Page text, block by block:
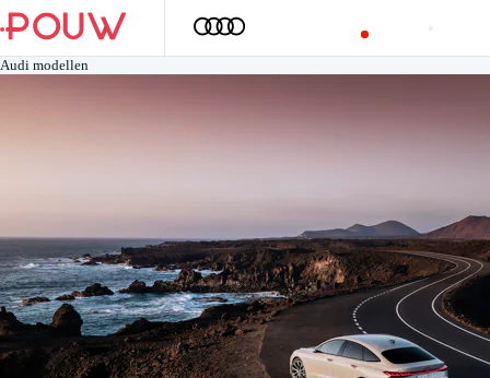
Audi modellen